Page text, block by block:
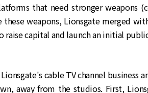
that need stronger weapons
these weapons, Lionsgate merged
raise capital and launch an initial
cable TV channel business
away from the studios. First,